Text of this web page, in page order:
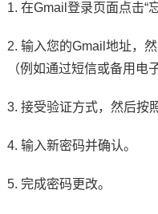
1. 在Gmail登录页面点击“
2. 输入您的Gmail地址，
（例如通过短信或备用电
3. 接受验证方式，然后按
4. 输入新密码并确认。
5. 完成密码更改。